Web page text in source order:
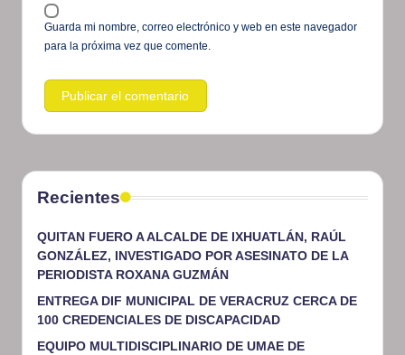
Guarda mi nombre, correo electrónico y web en este navegador
para la próxima vez que comente.
Recientes
QUITAN FUERO A ALCALDE DE IXHUATLÁN, RAÚL
GONZÁLEZ, INVESTIGADO POR ASESINATO DE LA
PERIODISTA ROXANA GUZMÁN
ENTREGA DIF MUNICIPAL DE VERACRUZ CERCA DE
100 CREDENCIALES DE DISCAPACIDAD
EQUIPO MULTIDISCIPLINARIO DE UMAE DE